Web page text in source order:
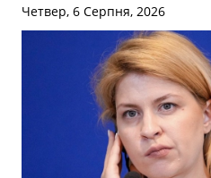
Четвер, 6 Серпня, 2026